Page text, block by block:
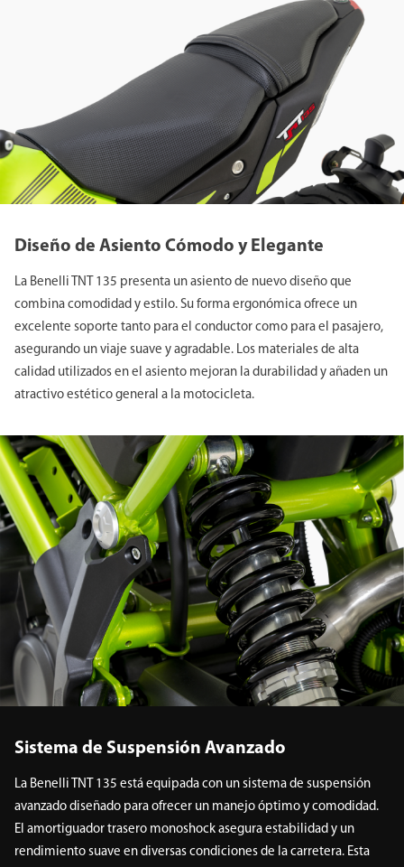
Diseño de Asiento Cómodo y Elegante
La Benelli TNT 135 presenta un asiento de nuevo diseño que
combina comodidad y estilo. Su forma ergonómica ofrece un
excelente soporte tanto para el conductor como para el pasajero,
asegurando un viaje suave y agradable. Los materiales de alta
calidad utilizados en el asiento mejoran la durabilidad y añaden un
atractivo estético general a la motocicleta.
Sistema de Suspensión Avanzado
La Benelli TNT 135 está equipada con un sistema de suspensión
avanzado diseñado para ofrecer un manejo óptimo y comodidad.
El amortiguador trasero monoshock asegura estabilidad y un
rendimiento suave en diversas condiciones de la carretera. Esta